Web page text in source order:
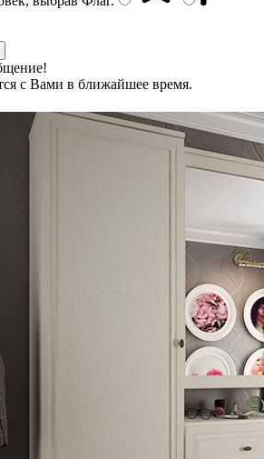
с Вами в ближайшее время.